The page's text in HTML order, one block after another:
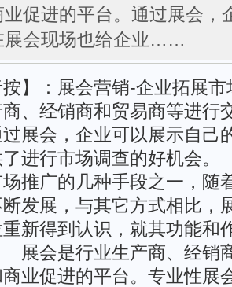
促进的平台。通过展会，
展会现场也给企业……
：展会营销-企业拓展市
、经销商和贸易商等进行
展会，企业可以展示自己
了进行市场调查的好机会
推广的几种手段之一，随
发展，与其它方式相比，
新得到认识，就其功能和
会是行业生产商、经销
业促进的平台。专业性展